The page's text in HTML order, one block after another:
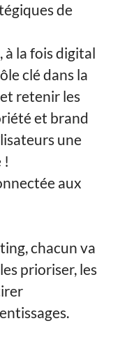
de
à la fois digital
clé dans la
retenir les
et brand
une
!
aux
chacun va
prioriser, les